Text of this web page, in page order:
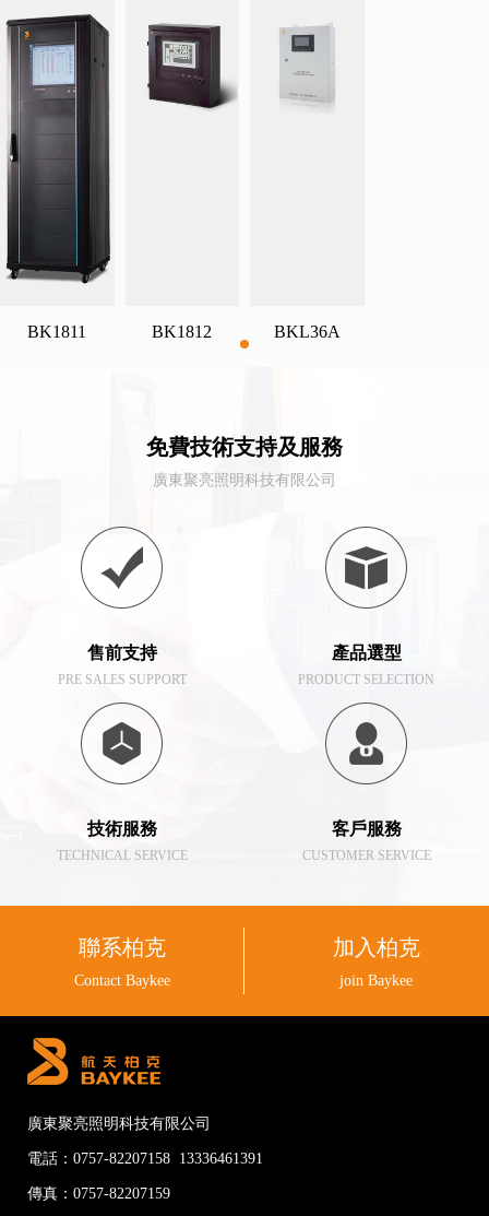
BK1811 BK1812 BKL36A
免費技術支持及服務
廣東聚亮照明科技有限公司
售前支持
PRE SALES SUPPORT
產品選型
PRODUCT SELECTION
技術服務
TECHNICAL SERVICE
客戶服務
CUSTOMER SERVICE
聯系柏克
Contact Baykee
加入柏克
join Baykee
廣東聚亮照明科技有限公司
電話：0757-82207158 13336461391
傳真：0757-82207159